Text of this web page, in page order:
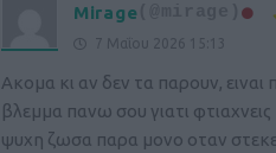
Mirage
7 Μαΐου 2026 15:13
Ακομα κι αν δεν τα παρουν,
βλεμμα πανω σου γιατι
ψυχη ζωσα παρα μονο οταν